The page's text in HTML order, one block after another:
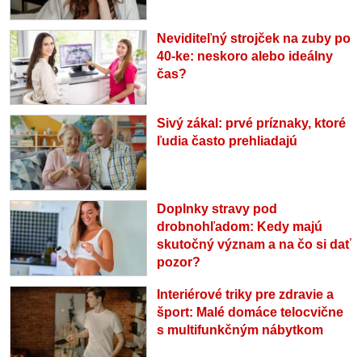
Neviditeľný strojček na zuby po
40-ke: neskoro alebo ideálny
čas?
Sivý zákal: prvé príznaky, ktoré
ľudia často prehliadajú
Doplnky stravy pod
drobnohľadom: Kedy majú
skutočný význam a na čo si dať
pozor?
Interiérové triky pre zdravie a
šport: Malé domáce telocvične
s multifunkčným nábytkom